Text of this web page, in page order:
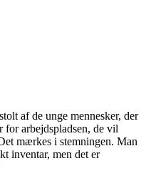
af de unge mennesker, der
arbejdspladsen, de vil
mærkes i stemningen. Man
inventar, men det er